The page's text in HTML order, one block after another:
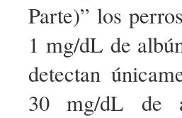
Parte)” los
1 mg/dL de
detectan
30 mg/dL de